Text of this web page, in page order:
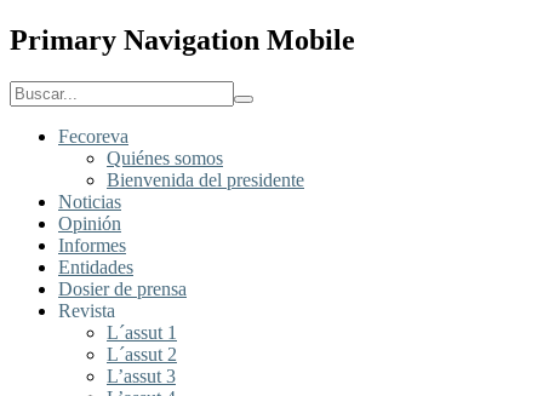
Primary Navigation Mobile
Fecoreva
Quiénes somos
Bienvenida del presidente
Noticias
Opinión
Informes
Entidades
Dosier de prensa
Revista
L´assut 1
L´assut 2
L’assut 3